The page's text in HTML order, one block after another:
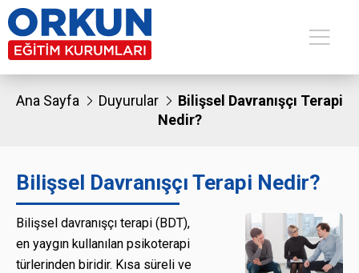
Ana Sayfa Duyurular
Bilişsel Davranışçı Terapi
Nedir?
Bilişsel Davranışçı Terapi Nedir?
Bilişsel davranışçı terapi (BDT),
en yaygın kullanılan psikoterapi
türlerinden biridir. Kısa süreli ve